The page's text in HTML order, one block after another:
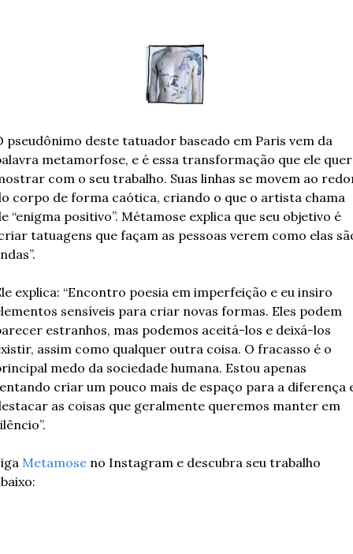
pseudônimo deste tatuador baseado em Paris vem da
metamorfose, e é essa transformação que ele quer
com o seu trabalho. Suas linhas se movem ao
corpo de forma caótica, criando o que o artista chama
“enigma positivo”. Métamose explica que seu objetivo é
tatuagens que façam as pessoas verem como elas
explica: “Encontro poesia em imperfeição e eu insiro
sensíveis para criar novas formas. Eles podem
estranhos, mas podemos aceitá-los e deixá-los
assim como qualquer outra coisa. O fracasso é o
medo da sociedade humana. Estou apenas
criar um pouco mais de espaço para a diferença
as coisas que geralmente queremos manter em
Metamose no Instagram e descubra seu trabalho